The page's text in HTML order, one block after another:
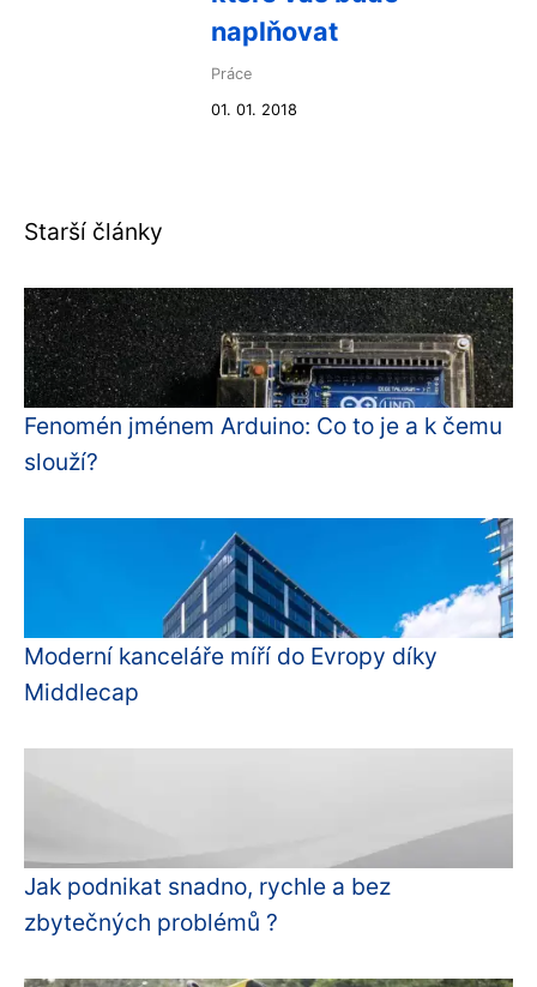
naplňovat
Práce
01. 01. 2018
Starší články
Fenomén jménem Arduino: Co to je a k čemu
slouží?
Moderní kanceláře míří do Evropy díky
Middlecap
Jak podnikat snadno, rychle a bez
zbytečných problémů ?